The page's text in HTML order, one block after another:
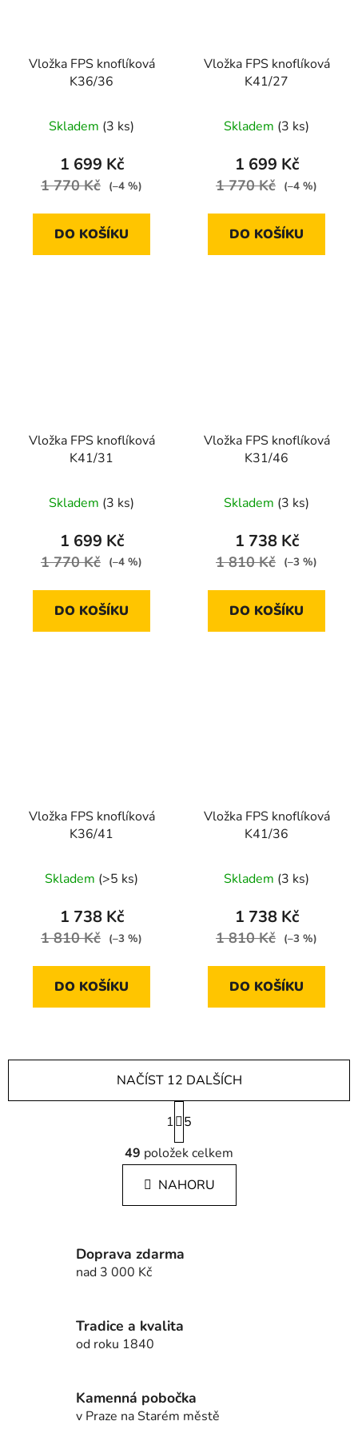
Vložka FPS knoflíková
K36/36
Skladem (3 ks)
1 699 Kč
1 770 Kč (–4 %)
DO KOŠÍKU
Vložka FPS knoflíková
K41/27
Skladem (3 ks)
1 699 Kč
1 770 Kč (–4 %)
DO KOŠÍKU
Vložka FPS knoflíková
K41/31
Skladem (3 ks)
1 699 Kč
1 770 Kč (–4 %)
DO KOŠÍKU
Vložka FPS knoflíková
K31/46
Skladem (3 ks)
1 738 Kč
1 810 Kč (–3 %)
DO KOŠÍKU
Vložka FPS knoflíková
K36/41
Skladem (>5 ks)
1 738 Kč
1 810 Kč (–3 %)
DO KOŠÍKU
Vložka FPS knoflíková
K41/36
Skladem (3 ks)
1 738 Kč
1 810 Kč (–3 %)
DO KOŠÍKU
O
v
l
á
d
í
k
ý
p
i
NAČÍST 12 DALŠÍCH
S
t
r
á
n
k
í
1
5
49 položek celkem
NAHORU
Doprava zdarma
nad 3 000 Kč
Tradice a kvalita
od roku 1840
Kamenná pobočka
v Praze na Starém městě